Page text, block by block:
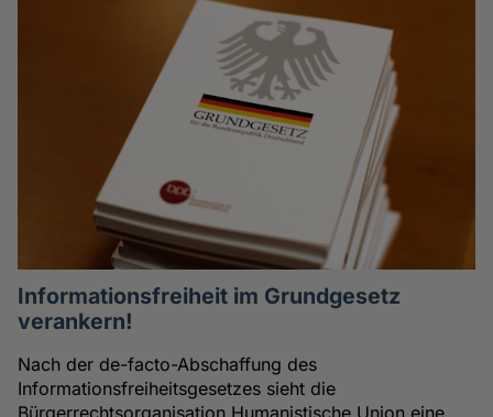
Informationsfreiheit im Grundgesetz
verankern!
Nach der de-facto-Abschaffung des
Informationsfreiheitsgesetzes sieht die